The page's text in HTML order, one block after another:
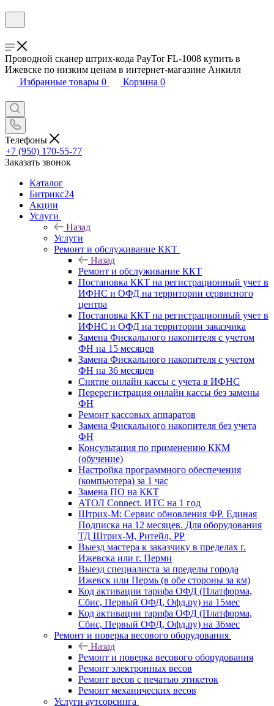
Проводной сканер штрих-кода PayTor FL-1008 купить в
Ижевске по низким ценам в интернет-магазине Анкилл
Избранные товары 0 Корзина 0
Телефоны
+7 (950) 170-55-77
Заказать звонок
Каталог
Битрикс24
Акции
Услуги
Назад
Услуги
Ремонт и обслуживание ККТ
Назад
Ремонт и обслуживание ККТ
Постановка ККТ на регистрационный учет в
ИФНС и ОФД на территории сервисного
центра
Постановка ККТ на регистрационный учет в
ИФНС и ОФД на территории заказчика
Замена Фискального накопителя с учетом
ФН на 15 месяцев
Замена Фискального накопителя с учетом
ФН на 36 месяцев
Снятие онлайн кассы с учета в ИФНС
Перерегистрация онлайн кассы без замены
ФН
Ремонт кассовых аппаратов
Замена Фискального накопителя без учета
ФН
Консультация по применению ККМ
(обучение)
Настройка программного обеспечения
(компьютера) за 1 час
Замена ПО на ККТ
АТОЛ Connect. ИТС на 1 год
Штрих-М: Сервис обновления ФР. Единая
Подписка на 12 месяцев. Для оборудования
ТД Штрих-М, Ритейл, РР
Выезд мастера к заказчику в пределах г.
Ижевска или г. Перми
Выезд специалиста за пределы города
Ижевск или Пермь (в обе стороны за км)
Код активации тарифа ОФД (Платформа,
Сбис, Первый ОФД, Офд.ру) на 15мес
Код активации тарифа ОФД (Платформа,
Сбис, Первый ОФД, Офд.ру) на 36мес
Ремонт и поверка весового оборудования
Назад
Ремонт и поверка весового оборудования
Ремонт электронных весов
Ремонт весов с печатью этикеток
Ремонт механических весов
Услуги аутсорсинга